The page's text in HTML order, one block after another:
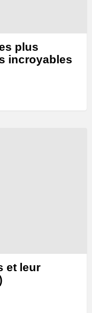
plus
incroyables
et leur